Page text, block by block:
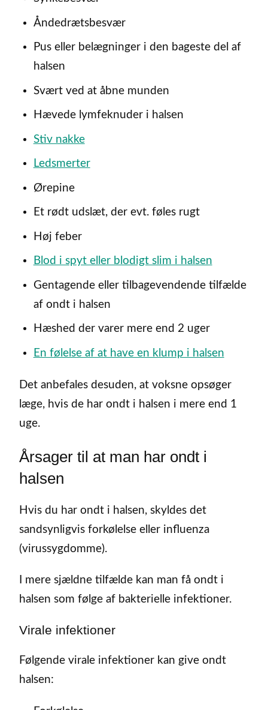
Åndedrætsbesvær
Pus eller belægninger i den bageste del af
halsen
Svært ved at åbne munden
Hævede lymfeknuder i halsen
Stiv nakke
Ledsmerter
Ørepine
Et rødt udslæt, der evt. føles rugt
Høj feber
Blod i spyt eller blodigt slim i halsen
Gentagende eller tilbagevendende tilfælde
af ondt i halsen
Hæshed der varer mere end 2 uger
En følelse af at have en klump i halsen
Det anbefales desuden, at voksne opsøger
læge, hvis de har ondt i halsen i mere end 1
uge.
Årsager til at man har ondt i
halsen
Hvis du har ondt i halsen, skyldes det
sandsynligvis forkølelse eller influenza
(virussygdomme).
I mere sjældne tilfælde kan man få ondt i
halsen som følge af bakterielle infektioner.
Virale infektioner
Følgende virale infektioner kan give ondt
halsen: